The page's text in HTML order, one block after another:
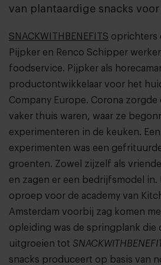
van plantaardige snacks voor
SNACKWITHBENEFITS oprichters
Pijpker en Renco Schipper
foodservice. Pijpker als
productontwikkelaar voor het
Company Europe. Corona
vaker thuis waren, waar ze
experimenteren in de keuken.
experimenten was een
groenten. Zowel zijzelf als
en zagen er een bedrijfsmodel in.
oproep voor de academy van
Amsterdam voorbij zag komen
opleiding was de springplank die
uitgroeien tot
snacks produceert op basis van